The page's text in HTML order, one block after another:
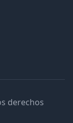
derechos